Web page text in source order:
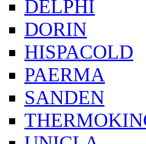
DELPHI
DORIN
HISPACOLD
PAERMA
SANDEN